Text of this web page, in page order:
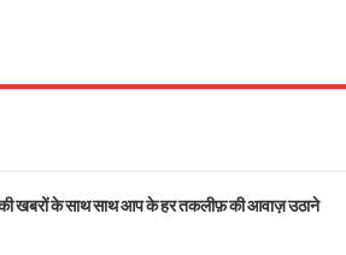
की खबरों के साथ साथ आप के हर तकलीफ़ की आवाज़ उठाने